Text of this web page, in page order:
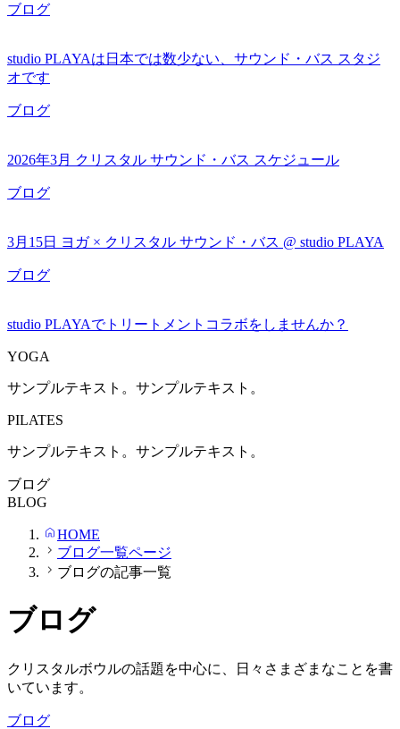
ブログ
studio PLAYAは日本では数少ない、サウンド・バス スタジ
オです
ブログ
2026年3月 クリスタル サウンド・バス スケジュール
ブログ
3月15日 ヨガ × クリスタル サウンド・バス @ studio PLAYA
ブログ
studio PLAYAでトリートメントコラボをしませんか？
YOGA
サンプルテキスト。サンプルテキスト。
PILATES
サンプルテキスト。サンプルテキスト。
ブログ
BLOG
HOME
ブログ一覧ページ
ブログの記事一覧
ブログ
クリスタルボウルの話題を中心に、日々さまざまなことを書
いています。
ブログ